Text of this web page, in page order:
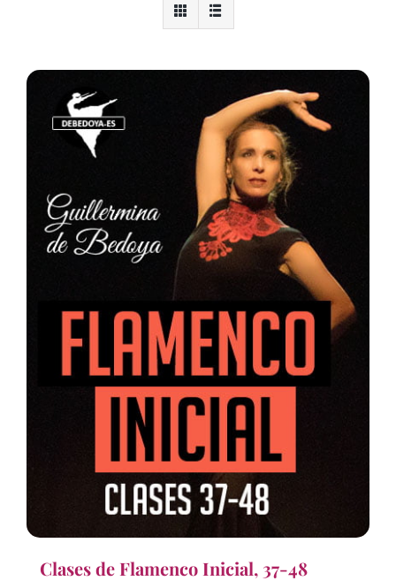
Clases de Flamenco Inicial, 37-48